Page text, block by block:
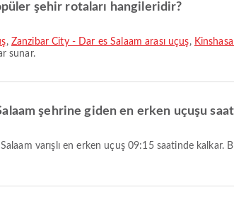
şehir rotaları hangileridir?
, Zanzibar City - Dar es Salaam arası uçuş,
sunar.
şehrine giden en erken uçuşu